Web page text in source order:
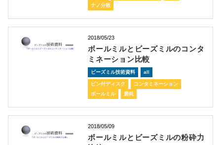
ナノ分散
2018/05/23
ボールミルとビーズミルのコンタ
ミネーション比較
ビーズミル技術資料 all
ピン付ディスク
コンタミネーション
ボールミル
磨耗
2018/05/09
ボールミルとビーズミルの粉砕力